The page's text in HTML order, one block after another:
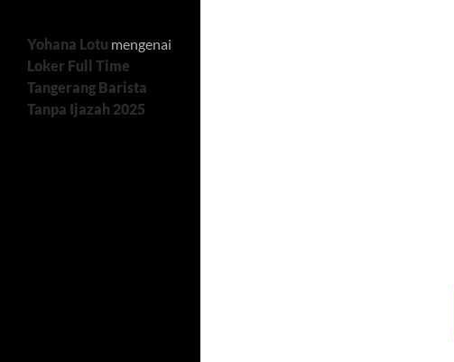
Yohana Lotu mengenai
Loker Full Time
Tangerang Barista
Tanpa Ijazah 2025